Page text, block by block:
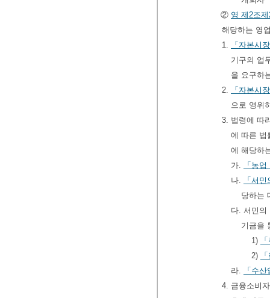
② 영 제2조
해당하는 영
1.
「자본시
기구의 업
을 요구하
2.
「자본시
으로 영위
3. 법령에 따
에 따른 법
에 해당하
가.
「농
나.
「서
당하는
다. 서민
기금을
1)
2)
라.
「수
4. 금융소비